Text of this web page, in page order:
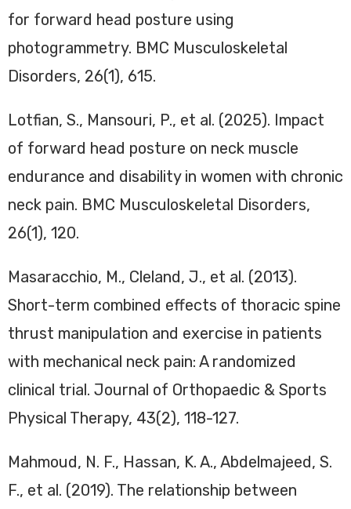
for forward head posture using
photogrammetry. BMC Musculoskeletal
Disorders, 26(1), 615.
Lotfian, S., Mansouri, P., et al. (2025). Impact
of forward head posture on neck muscle
endurance and disability in women with chronic
neck pain. BMC Musculoskeletal Disorders,
26(1), 120.
Masaracchio, M., Cleland, J., et al. (2013).
Short-term combined effects of thoracic spine
thrust manipulation and exercise in patients
with mechanical neck pain: A randomized
clinical trial. Journal of Orthopaedic & Sports
Physical Therapy, 43(2), 118-127.
Mahmoud, N. F., Hassan, K. A., Abdelmajeed, S.
F., et al. (2019). The relationship between